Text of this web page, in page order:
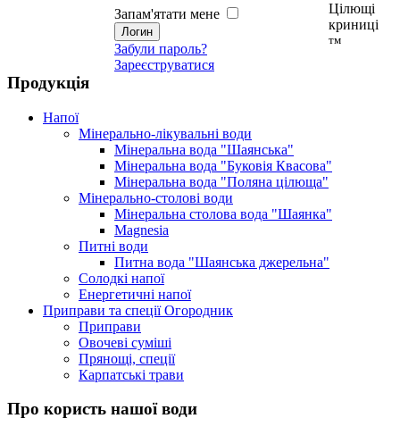
Запам'ятати мене
Забули пароль?
Зареєструватися
Цілющі
криниці
тм
Продукція
Напої
Мінерально-лікувальні води
Мінеральна вода "Шаянська"
Мінеральна вода "Буковія Квасова"
Мінеральна вода "Поляна цілюща"
Мінерально-столові води
Мінеральна столова вода "Шаянка"
Magnesia
Питні води
Питна вода "Шаянська джерельна"
Солодкі напої
Енергетичні напої
Приправи та спеції Огородник
Приправи
Овочеві суміші
Прянощі, спеції
Карпатські трави
Про користь нашої води